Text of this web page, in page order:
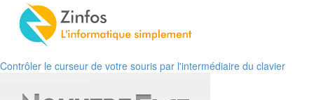
Contrôler le curseur de votre souris par l'intermédiaire du clavier